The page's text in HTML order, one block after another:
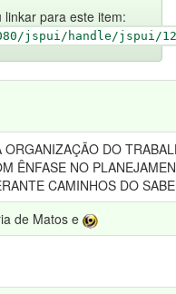
para este item:
jspui/handle/jspui/
ORGANIZAÇÃO DO
ÊNFASE NO
CAMINHOS DO
de Matos e